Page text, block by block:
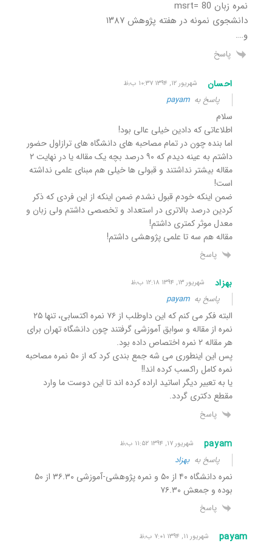
نمره زبان msrt= 80
دانشجوی نمونه در هفته پژوهش ۱۳۸۷
و….
پاسخ
احسان شهریور ۱۲, ۱۳۹۴ ۱۰:۳۷ ب٫ظ
پاسخ بهpayam
سلام
اطلاعاتی که دادین خیلی عالی بود!
اما بنده چون در تمام مصاحبه های دانشگاه های ترازاول حضور
داشتم به عینه دیدم که ۹۰ درصد بچه یک مقاله یا در نهایت ۲
مقاله بیشتر نداشتند و قبولی ها خیلی هم مبنای علمی نداشته
است!
ضمن اینکه خودم قبول نشدم ضمن اینکه از این فردی که ذکر
کردین درصد بالاتری در استعداد و تخصصی داشتم ولی زبان و
معدل موثر کمتری داشتم!
مقاله هم سه تا علمی پژوهشی داشتم!
پاسخ
بهزاد شهریور ۱۳, ۱۳۹۴ ۱۲:۱۸ ب٫ظ
پاسخ بهpayam
البته فکر می کنم که این داوطلب از ۷۶ نمره اکتسابی، تنها ۲۵
نمره از مقاله و سوابق آموزشی گرفتند چون دانشگاه تهران برای
هر مقاله ۲ نمره اختصاص داده بود.
پس این اینطوری می شه جمع بندی کرد که از ۵۰ نمره مصاحبه
نمره کامل راکسب کرده اند!!
یا به تعبیر دیگر اساتید اراده کرده اند تا این دوست ما وارد
مقطع دکتری گردد.
پاسخ
payam شهریور ۱۷, ۱۳۹۴ ۱۱:۵۲ ب٫ظ
پاسخ بهبهزاد
نمره دانشگاه ۴۰ از ۵۰ و نمره پژوهشی-آموزشی ۳۶.۳۰ از ۵۰
بوده و جمعش ۷۶.۳۰
پاسخ
payam شهریور ۱۱, ۱۳۹۴ ۷:۰۱ ب٫ظ